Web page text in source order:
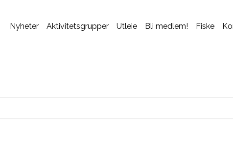
Nyheter Aktivitetsgrupper Utleie Bli medlem! Fiske